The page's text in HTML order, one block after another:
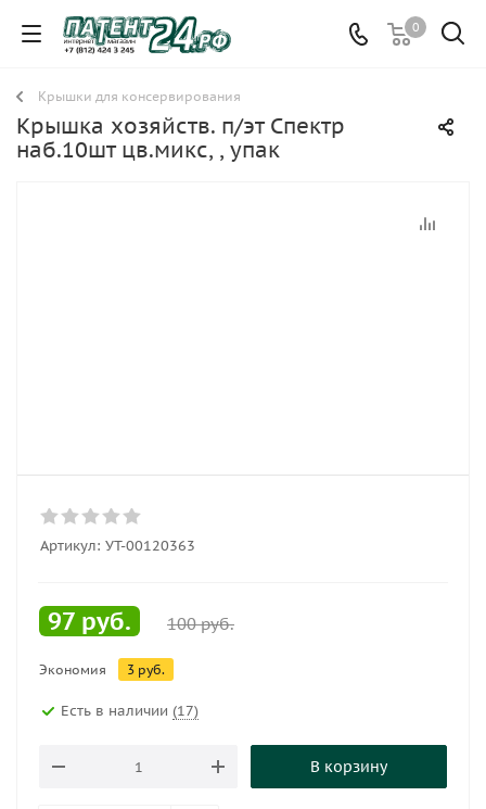
0
Крышки для консервирования
Крышка хозяйств. п/эт Спектр
наб.10шт цв.микс, , упак
Артикул: УТ-00120363
97 руб. 100руб.
Экономия 3 руб.
Есть в наличии (17)
В корзину